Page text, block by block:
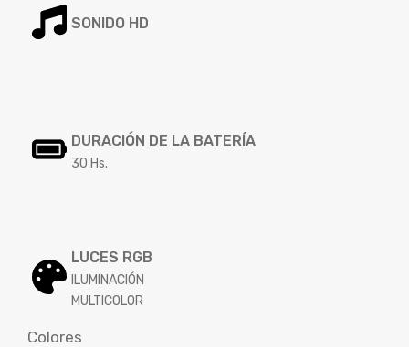
SONIDO HD
DURACIÓN DE LA BATERÍA
30 Hs.
LUCES RGB
ILUMINACIÓN
MULTICOLOR
Colores